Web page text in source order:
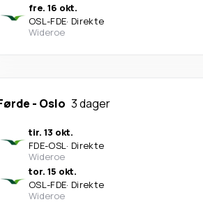
fre. 16 okt.
OSL-FDE· Direkte
Wideroe
- Oslo 3 dager
tir. 13 okt.
FDE-OSL· Direkte
Wideroe
tor. 15 okt.
OSL-FDE· Direkte
Wideroe